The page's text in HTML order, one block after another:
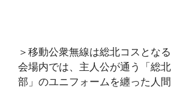
＞移動公衆無線は総北コスとな
会場内では、主人公が通う「総
部」のユニフォームを纏った人